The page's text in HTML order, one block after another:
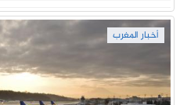
أخبار المغرب